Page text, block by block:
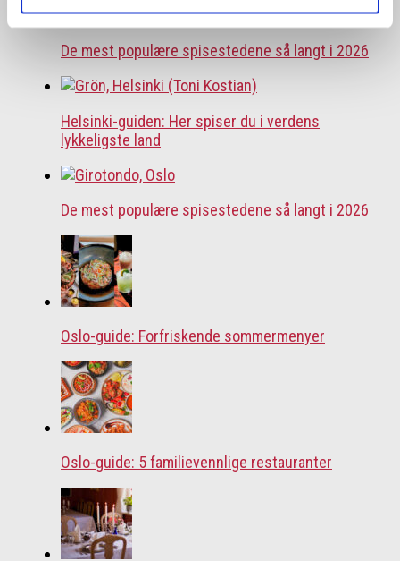
De mest populære spisestedene så langt i 2026
Helsinki-guiden: Her spiser du i verdens
lykkeligste land
De mest populære spisestedene så langt i 2026
Oslo-guide: Forfriskende sommermenyer
Oslo-guide: 5 familievennlige restauranter